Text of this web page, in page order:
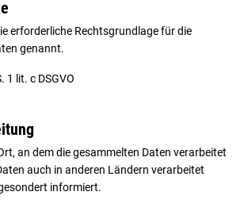
erforderliche Rechtsgrundlage für die
genannt.
1 lit. c DSGVO
an dem die gesammelten Daten verarbeitet
auch in anderen Ländern verarbeitet
informiert.